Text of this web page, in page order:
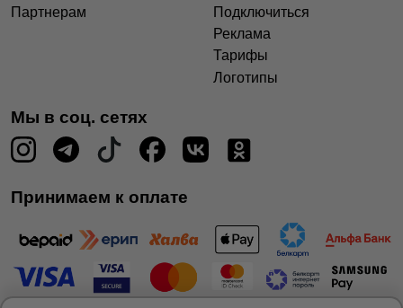
Партнерам
Подключиться
Реклама
Тарифы
Логотипы
Мы в соц. сетях
Принимаем к оплате